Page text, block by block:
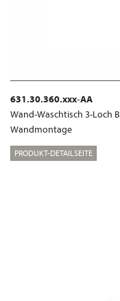
631.30.360.xxx-AA
Wand-Waschtisch 3-Loch
Wandmontage
PRODUKT-DETAILSEITE